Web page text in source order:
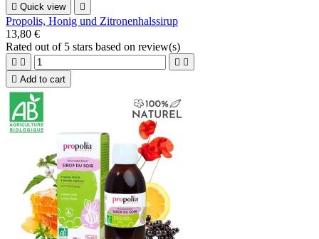
 Quick view 
Propolis, Honig und Zitronenhalssirup
13,80 €
Rated out of 5 stars based on review(s)
   
 Add to cart